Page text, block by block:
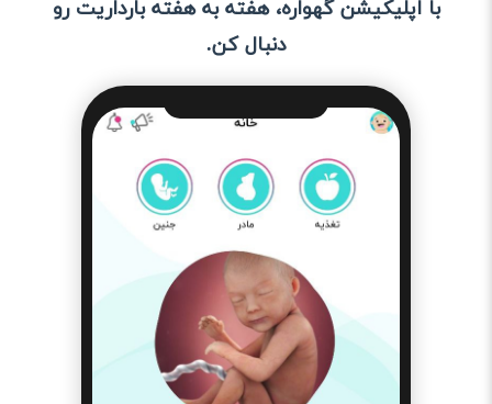
با اپلیکیشن گهواره، هفته به هفته بارداریت رو
دنبال کن.